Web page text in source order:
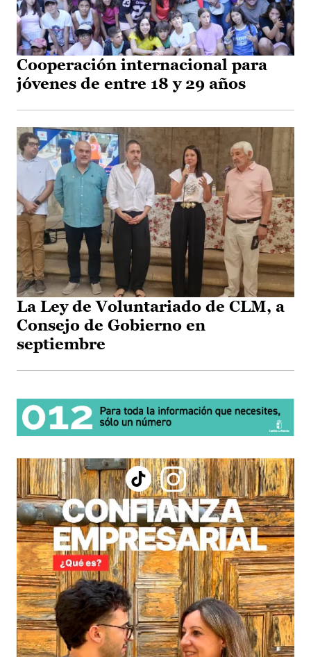
Cooperación internacional para
jóvenes de entre 18 y 29 años
La Ley de Voluntariado de CLM, a
Consejo de Gobierno en
septiembre